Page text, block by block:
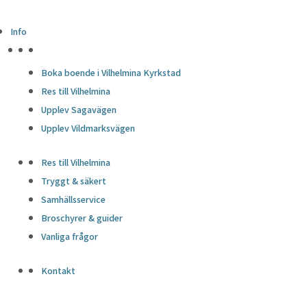
Info
Boka boende i Vilhelmina Kyrkstad
Res till Vilhelmina
Upplev Sagavägen
Upplev Vildmarksvägen
Res till Vilhelmina
Tryggt & säkert
Samhällsservice
Broschyrer & guider
Vanliga frågor
Kontakt